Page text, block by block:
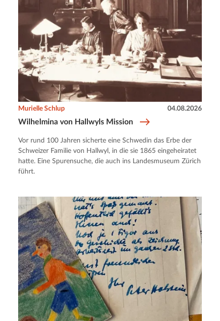
Wilhelmina von Hallwyls Mission
Murielle Schlup 04.08.2026
Vor rund 100 Jahren sicherte eine Schwedin das Erbe der
Schweizer Familie von Hallwyl, in die sie 1865 eingeheiratet
hatte. Eine Spurensuche, die auch ins Landesmuseum Zürich
führt.